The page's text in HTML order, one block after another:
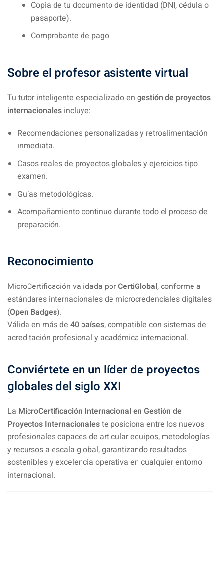
Copia de tu documento de identidad (DNI, cédula o
pasaporte).
Comprobante de pago.
Sobre el profesor asistente virtual
Tu tutor inteligente especializado en gestión de proyectos
internacionales incluye:
Recomendaciones personalizadas y retroalimentación
inmediata.
Casos reales de proyectos globales y ejercicios tipo
examen.
Guías metodológicas.
Acompañamiento continuo durante todo el proceso de
preparación.
Reconocimiento
MicroCertificación validada porCertiGlobal, conforme a
estándares internacionales de microcredenciales digitales
(Open Badges).
Válida en más de 40 países, compatible con sistemas de
acreditación profesional y académica internacional.
Conviértete en un líder de proyectos
globales del siglo XXI
La MicroCertificación Internacional en Gestión de
Proyectos Internacionaleste posiciona entre los nuevos
profesionales capaces de articular equipos, metodologías
y recursos a escala global, garantizando resultados
sostenibles y excelencia operativa en cualquier entorno
internacional.